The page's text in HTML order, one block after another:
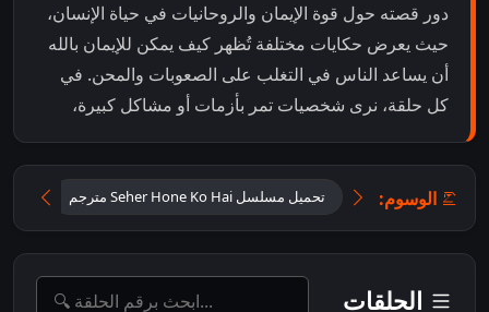
دور قصته حول قوة الإيمان والروحانيات في حياة الإنسان،
حيث يعرض حكايات مختلفة تُظهر كيف يمكن للإيمان بالله
أن يساعد الناس في التغلب على الصعوبات والمحن. في
كل حلقة، نرى شخصيات تمر بأزمات أو مشاكل كبيرة،
الوسوم: تحميل مسلسل Seher Hone Ko Hai مترجم
الحلقات